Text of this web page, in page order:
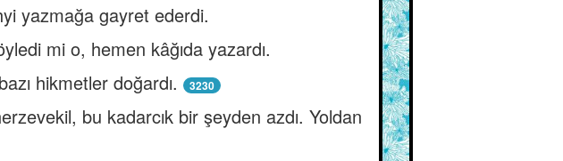
yazmağa gayret ederdi.
mi o, hemen kâğıda yazardı.
hikmetler doğardı.
3230
bu kadarcık bir şeyden azdı. Yoldan